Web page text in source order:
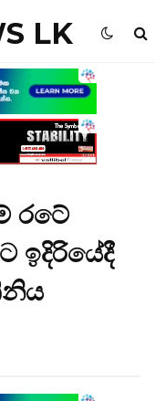
LK
රටේ
ඉදිරියේදී